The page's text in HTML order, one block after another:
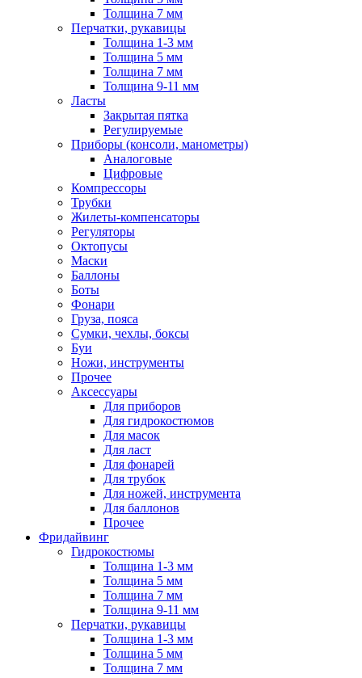
Толщина 7 мм
Перчатки, рукавицы
Толщина 1-3 мм
Толщина 5 мм
Толщина 7 мм
Толщина 9-11 мм
Ласты
Закрытая пятка
Регулируемые
Приборы (консоли, манометры)
Аналоговые
Цифровые
Компрессоры
Трубки
Жилеты-компенсаторы
Регуляторы
Октопусы
Маски
Баллоны
Боты
Фонари
Груза, пояса
Сумки, чехлы, боксы
Буи
Ножи, инструменты
Прочее
Аксессуары
Для приборов
Для гидрокостюмов
Для масок
Для ласт
Для фонарей
Для трубок
Для ножей, инструмента
Для баллонов
Прочее
Фридайвинг
Гидрокостюмы
Толщина 1-3 мм
Толщина 5 мм
Толщина 7 мм
Толщина 9-11 мм
Перчатки, рукавицы
Толщина 1-3 мм
Толщина 5 мм
Толщина 7 мм